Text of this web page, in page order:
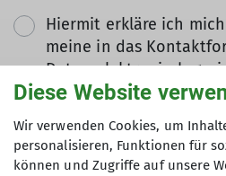
Hiermit erkläre ich
meine in das
Daten elektronisch
der Kontaktaufnahme
meine Einwilligung
kann. *
Diese Website
Wir verwenden Cookies, um
personalisieren, Funktionen für
können und Zugriffe auf unsere